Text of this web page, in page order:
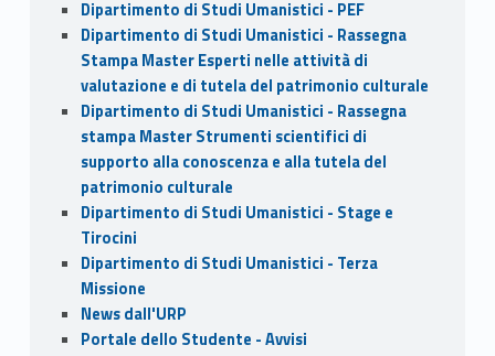
Dipartimento di Studi Umanistici - PEF
Dipartimento di Studi Umanistici - Rassegna
Stampa Master Esperti nelle attività di
valutazione e di tutela del patrimonio culturale
Dipartimento di Studi Umanistici - Rassegna
stampa Master Strumenti scientifici di
supporto alla conoscenza e alla tutela del
patrimonio culturale
Dipartimento di Studi Umanistici - Stage e
Tirocini
Dipartimento di Studi Umanistici - Terza
Missione
News dall'URP
Portale dello Studente - Avvisi